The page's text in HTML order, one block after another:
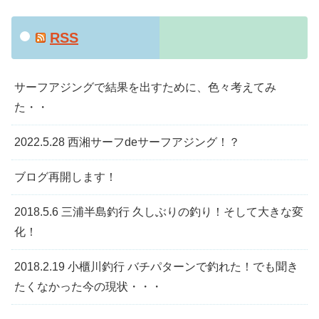
RSS
サーフアジングで結果を出すために、色々考えてみ
た・・
2022.5.28 西湘サーフdeサーフアジング！？
ブログ再開します！
2018.5.6 三浦半島釣行 久しぶりの釣り！そして大きな変
化！
2018.2.19 小櫃川釣行 バチパターンで釣れた！でも聞き
たくなかった今の現状・・・